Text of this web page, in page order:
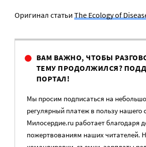
Оригинал статьи The Ecology of
ВАМ ВАЖНО, ЧТОБЫ
ТЕМУ ПРОДОЛЖИЛСЯ?
ПОРТАЛ!
Мы просим подписаться на
регулярный платеж в пользу нашего
Милосердие.ru работает благодаря
пожертвованиям наших читателей.